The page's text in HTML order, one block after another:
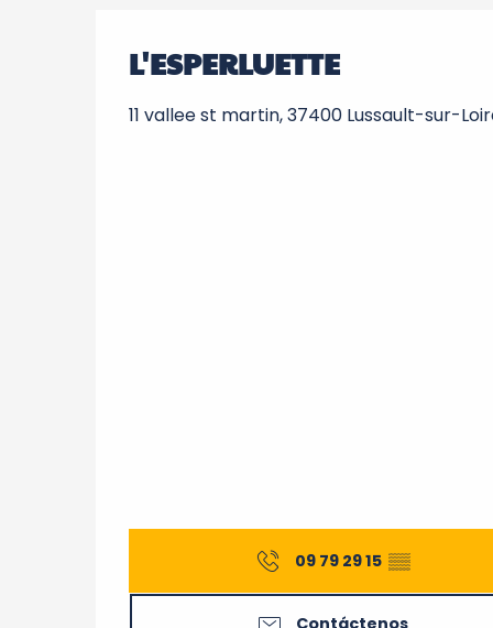
Todo el año 2044
L'ESPERLUETTE
11 vallee st martin, 37400 Lussault-sur-
09 79 29 15 ▒▒
Contáctenos